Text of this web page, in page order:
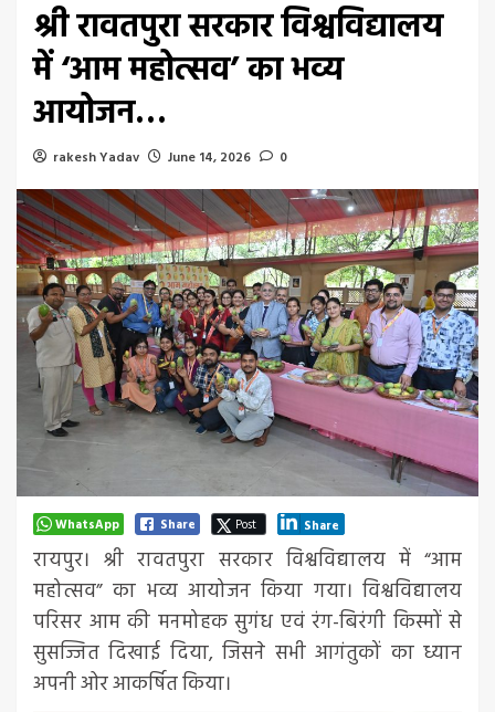
श्री रावतपुरा सरकार विश्वविद्यालय
में ‘आम महोत्सव’ का भव्य
आयोजन…
rakesh Yadav June 14, 2026 0
WhatsApp Share Post Share
रायपुर। श्री रावतपुरा सरकार विश्वविद्यालय में “आम
महोत्सव” का भव्य आयोजन किया गया। विश्वविद्यालय
परिसर आम की मनमोहक सुगंध एवं रंग-बिरंगी किस्मों से
सुसज्जित दिखाई दिया, जिसने सभी आगंतुकों का ध्यान
अपनी ओर आकर्षित किया।